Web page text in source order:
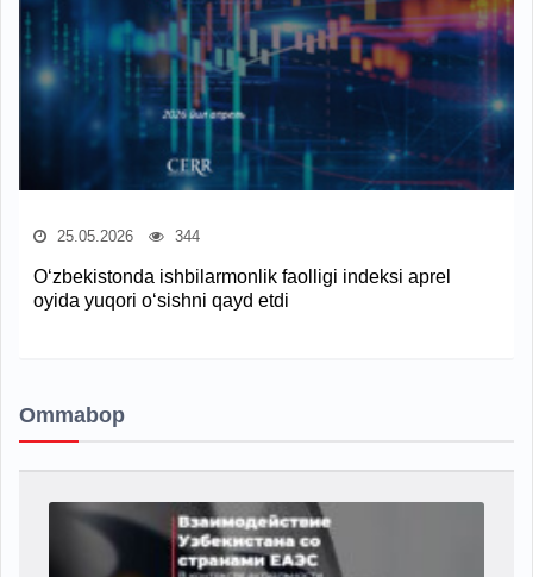
25.05.2026 344
O‘zbekistonda ishbilarmonlik faolligi indeksi aprel
oyida yuqori o‘sishni qayd etdi
Ommabop